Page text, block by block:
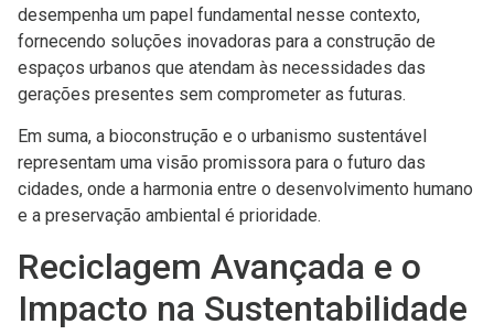
desempenha um papel fundamental nesse contexto,
fornecendo soluções inovadoras para a construção de
espaços urbanos que atendam às necessidades das
gerações presentes sem comprometer as futuras.
Em suma, a bioconstrução e o urbanismo sustentável
representam uma visão promissora para o futuro das
cidades, onde a harmonia entre o desenvolvimento humano
e a preservação ambiental é prioridade.
Reciclagem Avançada e o
Impacto na Sustentabilidade